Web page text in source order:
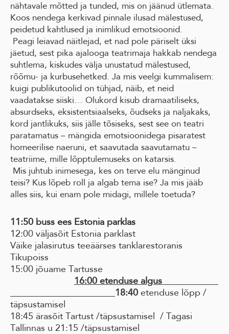
nähtavale mõtted ja tunded, mis on jäänud ütlemata.
Koos nendega kerkivad pinnale ilusad mälestused,
peidetud kahtlused ja inimlikud emotsioonid.
Peagi leiavad näitlejad, et nad pole päriselt üksi
jäetud, sest pika ajalooga teatrimaja hakkab nendega
suhtlema, kiskudes välja unustatud mälestused,
rõõmu- ja kurbusehetked. Ja mis veelgi kummalisem:
kuigi publikutoolid on tühjad, näib, et neid
vaadatakse siiski… Olukord kisub dramaatiliseks,
absurdseks, eksistentsiaalseks, õudseks ja naljakaks,
kord jantlikuks, siis jälle tõsiseks, sest see on teatri
paratamatus – mängida emotsioonidega pisaratest
homeerilise naeruni, et saavutada saavutamatu –
teatriime, mille lõpptulemuseks on katarsis.
Mis juhtub inimesega, kes on terve elu mänginud
teisi? Kus lõpeb roll ja algab tema ise? Ja mis jääb
alles siis, kui enam pole midagi, millele toetuda?
11:50 buss ees Estonia parklas
12:00 väljasõit Estonia parklast
Väike jalasirutus teeäärses tanklarestoranis
Tikupoiss
15:00 jõuame Tartusse
16:00 etenduse algus
18:40 etenduse lõpp /
täpsustamisel
18:45 ärasõit Tartust /täpsustamisel / Tagasi
Tallinnas u 21:15 /täpsustamisel